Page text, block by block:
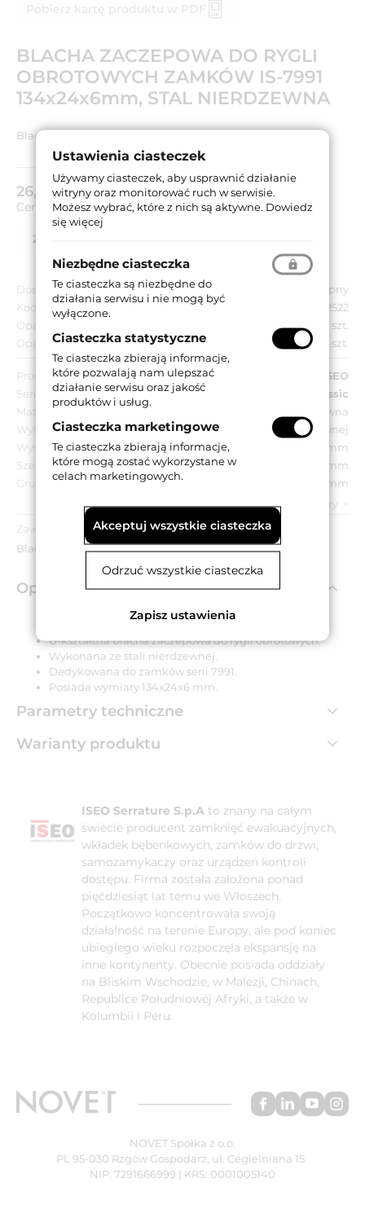
Pobierz kartę produktu w PDF
BLACHA ZACZEPOWA DO RYGLI
OBROTOWYCH ZAMKÓW IS-7991
134x24x6mm, STAL NIERDZEWNA
Blacha zaczepowa do rygli obrotowych zamków serii 7991.
26,03 złbrutto (z VAT 23%)
Cena za:szt.
Zapytaj o produkt
Dostępność:
Dostępny
Kod EAN:
8020614082522
Opakowanie jednostkowe:
10 szt.
Opakowanie zbiorcze:
10 szt.
Producent:
ISEO
Seria:
Multiblindo Classic
Materiał:
Stal nierdzewna
Wykończenie:
Kolor stali nierdzewnej
Wysokość:
134 mm
Szerokość:
24 mm
Grubość:
6 mm
zobacz wszystkie parametry
Zawartość opakowania:
Blacha zaczepowa.
Opis produktu
U-kształtna blacha zaczepowa do rygli obrotowych.
Wykonana ze stali nierdzewnej.
Dedykowana do zamków serii 7991.
Posiada wymiary 134x24x6 mm.
Parametry techniczne
Warianty produktu
ISEO Serrature S.p.A to znany na całym
świecie producent zamknięć ewakuacyjnych,
wkładek bębenkowych, zamków do drzwi,
samozamykaczy oraz urządzeń kontroli
dostępu. Firma została założona ponad
pięćdziesiąt lat temu we Włoszech.
Początkowo koncentrowała swoją
działalność na terenie Europy, ale pod koniec
ubiegłego wieku rozpoczęła ekspansję na
inne kontynenty. Obecnie posiada oddziały
na Bliskim Wschodzie, w Malezji, Chinach,
Republice Południowej Afryki, a także w
Kolumbii i Peru.
NOVET Spółka z o.o.
PL 95-030 Rzgów Gospodarz, ul. Cegielniana 15
NIP: 7291666999 | KRS: 0001005140
Ustawienia ciasteczek
Używamy ciasteczek, aby usprawnić działanie
witryny oraz monitorować ruch w serwisie.
Możesz wybrać, które z nich są aktywne. Dowiedz
się więcej
Niezbędne ciasteczka
Te ciasteczka są niezbędne do
działania serwisu i nie mogą być
wyłączone.
Ciasteczka statystyczne
Te ciasteczka zbierają informacje,
które pozwalają nam ulepszać
działanie serwisu oraz jakość
produktów i usług.
Ciasteczka marketingowe
Te ciasteczka zbierają informacje,
które mogą zostać wykorzystane w
celach marketingowych.
Akceptuj wszystkie ciasteczka
Odrzuć wszystkie ciasteczka
Zapisz ustawienia